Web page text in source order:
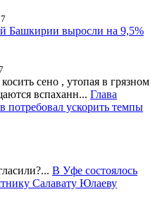
Башкирии выросли на 9,5%
сено , утопая в грязном
вспаханн... Глава
ускорить темпы
В Уфе состоялось
Салавату Юлаеву